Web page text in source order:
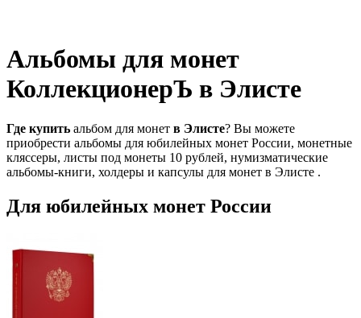
Альбомы для монет
КоллекционерЪ в Элисте
Где купить альбом для монет в Элисте? Вы можете
приобрести альбомы для юбилейных монет России, монетные
кляссеры, листы под монеты 10 рублей, нумизматические
альбомы-книги, холдеры и капсулы для монет в Элисте .
Для юбилейных монет России